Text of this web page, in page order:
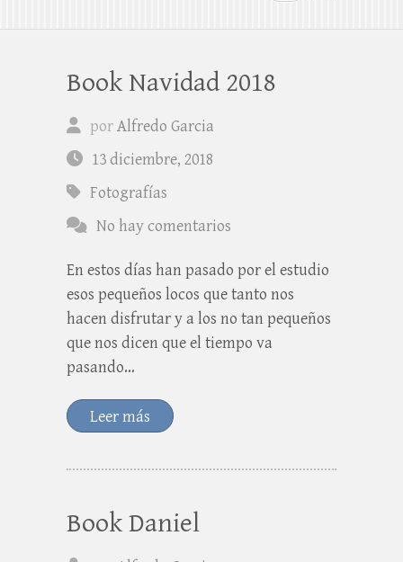
Book Navidad 2018
porAlfredo Garcia
13 diciembre, 2018
Fotografías
No hay comentarios
En estos días han pasado por el estudio
esos pequeños locos que tanto nos
hacen disfrutar y a los no tan pequeños
que nos dicen que el tiempo va
pasando…
Leer más
Book Daniel